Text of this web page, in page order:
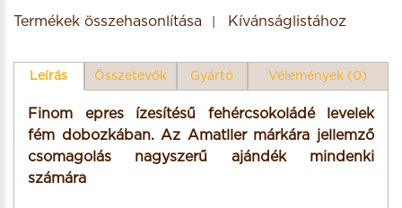
Termékek összehasonlítása Kívánságlistához
Leírás Összetevők Gyártó Vélemények (0)
Finom epres ízesítésű fehércsokoládé levelek
fém dobozkában. Az Amatller márkára jellemző
csomagolás nagyszerű ajándék mindenki
számára